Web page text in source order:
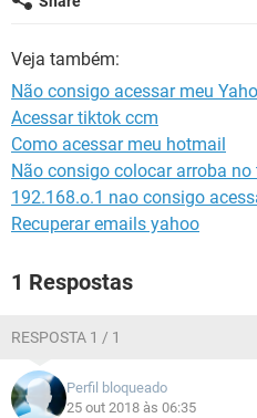
GUIA DE COMPRAS
Veja também:
Não consigo acessar meu
Acessar tiktok ccm
Como acessar meu hotmail
Não consigo colocar arroba
192.168.o.1 nao consigo
Recuperar emails yahoo
1 Respostas
RESPOSTA 1 / 1
Perfil bloqueado
25 out 2018 às 06:35